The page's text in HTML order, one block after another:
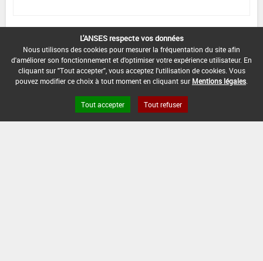
[11015924] Traitements
généraux*Désherbage*Avt Mise Cult. (1)
DOSE
MAX
NOMBRE MAX
D'APPLICATION
STADE
D'APPLICATION
DÉLAIS
AVANT
RÉCOLTE
ZNT
AQUATIQUE
L/ha 1 : - : - - (-)
L'ANSES respecte vos données
Nous utilisons des cookies pour mesurer la fréquentation du site afin
d'améliorer son fonctionnement et d'optimiser votre expérience utilisateur. En
cliquant sur "Tout accepter", vous acceptez l'utilisation de cookies. Vous
pouvez modifier ce choix à tout moment en cliquant sur Mentions légales
Tout accepter Tout refuser